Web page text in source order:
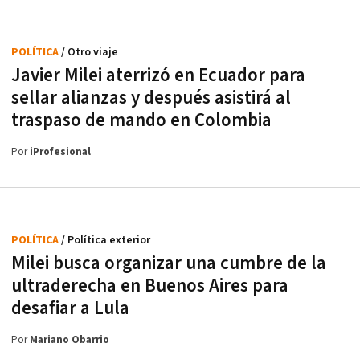
Javier Milei aterrizó en Ecuador para
sellar alianzas y después asistirá al
traspaso de mando en Colombia
POLÍTICA/ Otro viaje
PoriProfesional
Milei busca organizar una cumbre de la
ultraderecha en Buenos Aires para
desafiar a Lula
POLÍTICA/ Política exterior
PorMariano Obarrio